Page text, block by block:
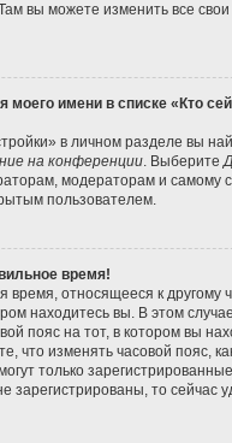
вы можете изменить все свои
моего имени в списке «Кто
в личном разделе вы
на конференции. Выберите
модераторам и самому
пользователем.
время!
время, относящееся к другому
находитесь вы. В этом
пояс на тот, в котором вы
что изменять часовой пояс,
только зарегистрированные
зарегистрированы, то сейчас